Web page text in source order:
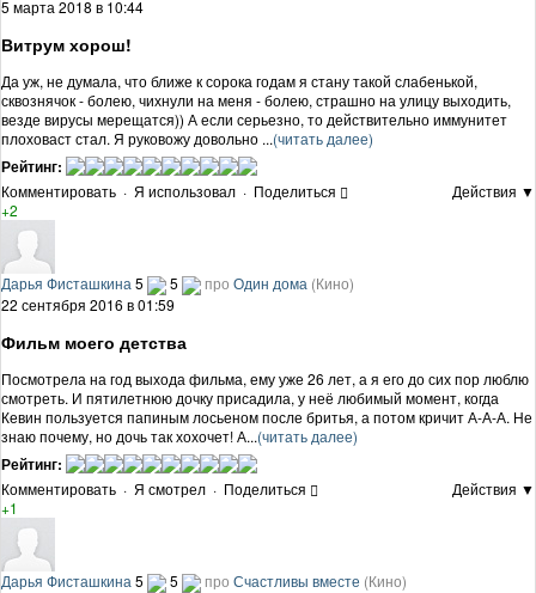
5 марта 2018 в 10:44
Витрум хорош!
Да уж, не думала, что ближе к сорока годам я стану такой слабенькой,
сквознячок - болею, чихнули на меня - болею, страшно на улицу выходить,
везде вирусы мерещатся)) А если серьезно, то действительно иммунитет
плоховаст стал. Я руковожу довольно ...(читать далее)
Рейтинг:
Комментировать · Я использовал · Поделиться
Действия ▼
+2
Дарья Фисташкина 5 5 про Один дома (Кино)
22 сентября 2016 в 01:59
Фильм моего детства
Посмотрела на год выхода фильма, ему уже 26 лет, а я его до сих пор люблю
смотреть. И пятилетнюю дочку присадила, у неё любимый момент, когда
Кевин пользуется папиным лосьеном после бритья, а потом кричит А-А-А. Не
знаю почему, но дочь так хохочет! А...(читать далее)
Рейтинг:
Комментировать · Я смотрел · Поделиться
Действия ▼
+1
Дарья Фисташкина 5 5 про Счастливы вместе (Кино)